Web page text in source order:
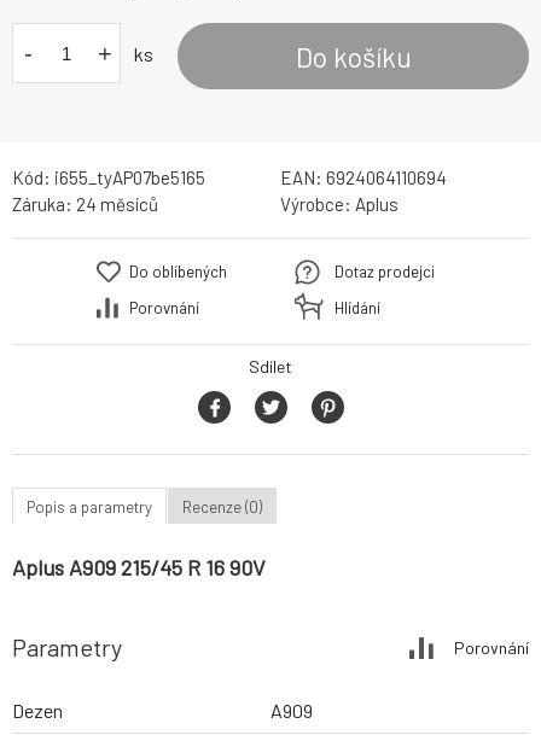
- + ks Do košíku
Kód: i655_tyAP07be5165 EAN: 6924064110694
Záruka: 24 měsíců Výrobce: Aplus
Do oblíbených
Porovnání
Dotaz prodejci
Hlídání
Sdílet
Popis a parametry Recenze (0)
Aplus A909 215/45 R 16 90V
Parametry Porovnání
Dezen
A909